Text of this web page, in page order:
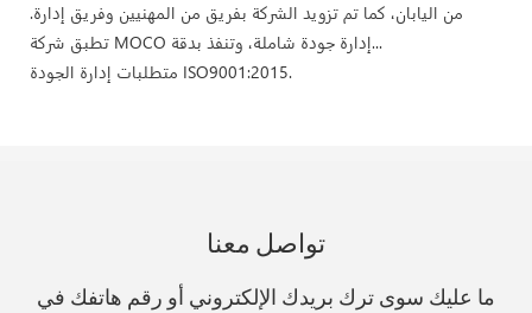
من اليابان، كما تم تزويد الشركة بفريق من المهنيين وفريق إدارة.
تطبق شركة MOCO إدارة جودة شاملة، وتنفذ بدقة...
متطلبات إدارة الجودة ISO9001:2015.
تواصل معنا
ما عليك سوى ترك بريدك الإلكتروني أو رقم هاتفك في